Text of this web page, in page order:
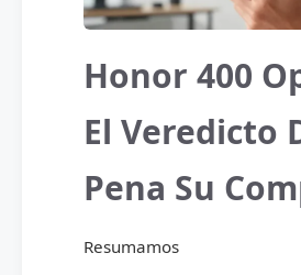
Honor 400
El Veredicto
Pena Su
Resumamos